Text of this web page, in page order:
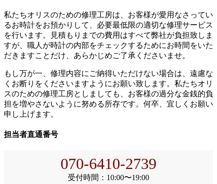
私たちオリスのための修理工房は、お客様が愛用なさってい
るお時計をお預かりして、必要最低限の適切な修理サービス
を行います。見積もりまでの費用はすべて弊社が負担致しま
すが、職人が時計の内部をチェックするためにお時間をいた
だきますことだけ、あらかじめご了承くださいませ。
もし万が一、修理内容にご納得いただけない場合は、遠慮な
くお断りをくださいますようにお願い致します。私たちオリ
スのための修理工房としましても、お客様の過分な金銭的負
担を増やさないように努める所存です。何卒、宜しくお願い
申し上げます。
担当者直通番号
070-6410-2739
受付時間：10:00〜19:00